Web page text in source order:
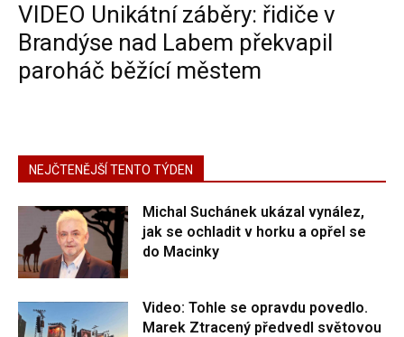
VIDEO Unikátní záběry: řidiče v
Brandýse nad Labem překvapil
paroháč běžící městem
NEJČTENĚJŠÍ TENTO TÝDEN
Michal Suchánek ukázal vynález,
jak se ochladit v horku a opřel se
do Macinky
Video: Tohle se opravdu povedlo.
Marek Ztracený předvedl světovou